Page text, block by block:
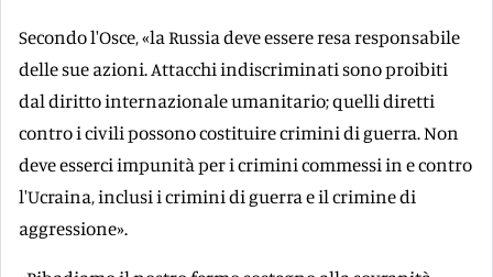
Secondo l'Osce, «la Russia deve essere resa responsabile
delle sue azioni. Attacchi indiscriminati sono proibiti
dal diritto internazionale umanitario; quelli diretti
contro i civili possono costituire crimini di guerra. Non
deve esserci impunità per i crimini commessi in e contro
l'Ucraina, inclusi i crimini di guerra e il crimine di
aggressione».